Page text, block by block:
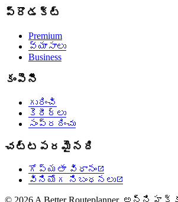
ప్రొడక్ట్
Premium
వ్యాసాలు
Business
కంపెనీ
గురించి
కెరీర్లు
సంప్రదించు
చట్టపరమైనది
గోప్యతా విధానం
వినియోగ నిబంధనలు